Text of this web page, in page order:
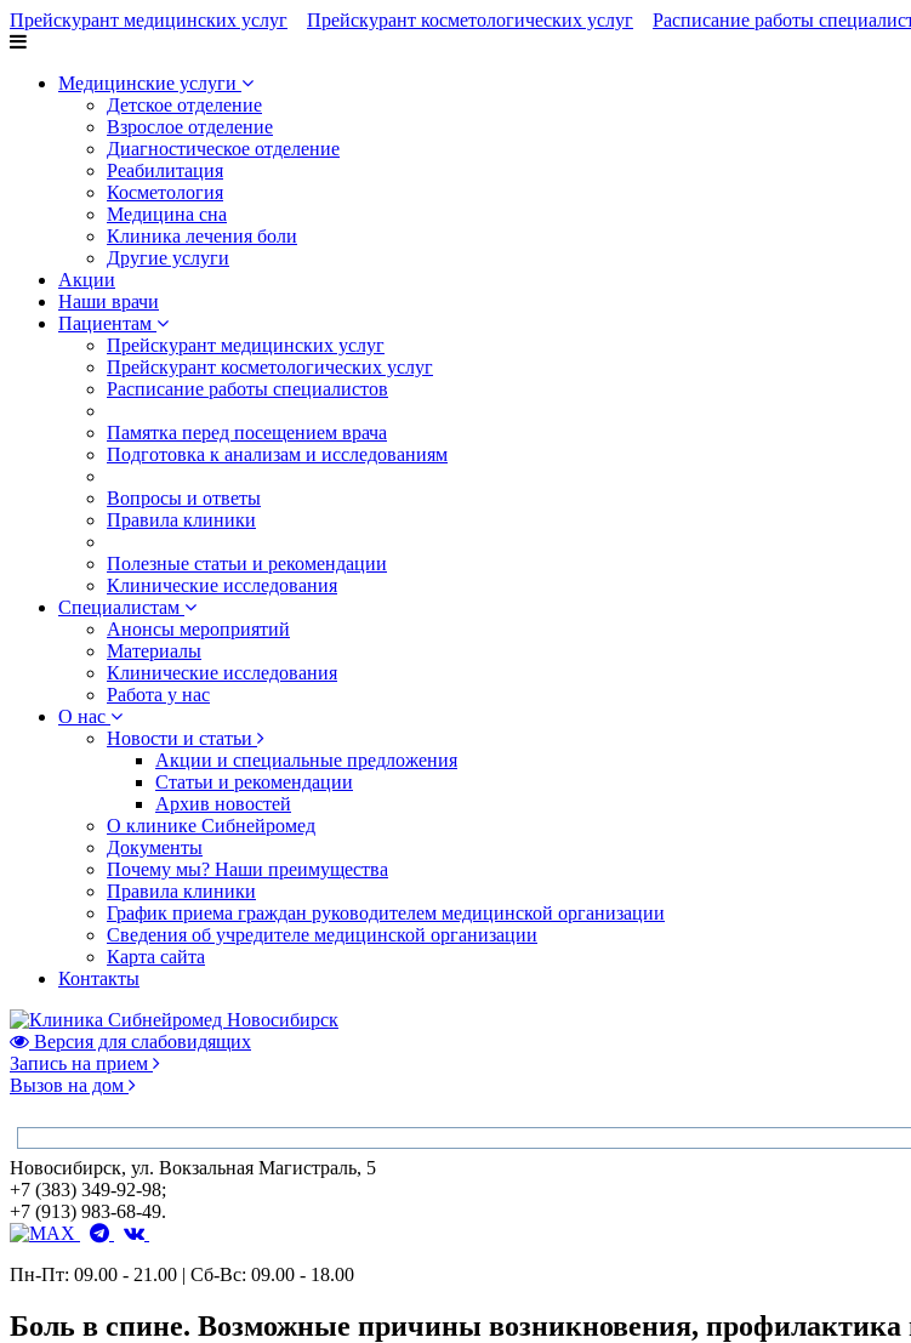
Прейскурант медицинских услуг Прейскурант косметологических услуг Расписание работы
Медицинские услуги
Детское отделение
Взрослое отделение
Диагностическое отделение
Реабилитация
Косметология
Медицина сна
Клиника лечения боли
Другие услуги
Акции
Наши врачи
Пациентам
Прейскурант медицинских услуг
Прейскурант косметологических услуг
Расписание работы специалистов
Памятка перед посещением врача
Подготовка к анализам и исследованиям
Вопросы и ответы
Правила клиники
Полезные статьи и рекомендации
Клинические исследования
Специалистам
Анонсы мероприятий
Материалы
Клинические исследования
Работа у нас
О нас
Новости и статьи
Акции и специальные предложения
Статьи и рекомендации
Архив новостей
О клинике Сибнейромед
Документы
Почему мы? Наши преимущества
Правила клиники
График приема граждан руководителем медицинской организации
Сведения об учредителе медицинской организации
Карта сайта
Контакты
Версия для слабовидящих
Запись на прием
Вызов на дом
Новосибирск, ул. Вокзальная Магистраль, 5
+7 (383) 349-92-98;
+7 (913) 983-68-49.
Пн-Пт: 09.00 - 21.00 | Сб-Вс: 09.00 - 18.00
Боль в спине. Возможные причины возникновения, профилактика